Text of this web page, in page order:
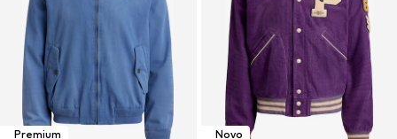
Premium
Novo